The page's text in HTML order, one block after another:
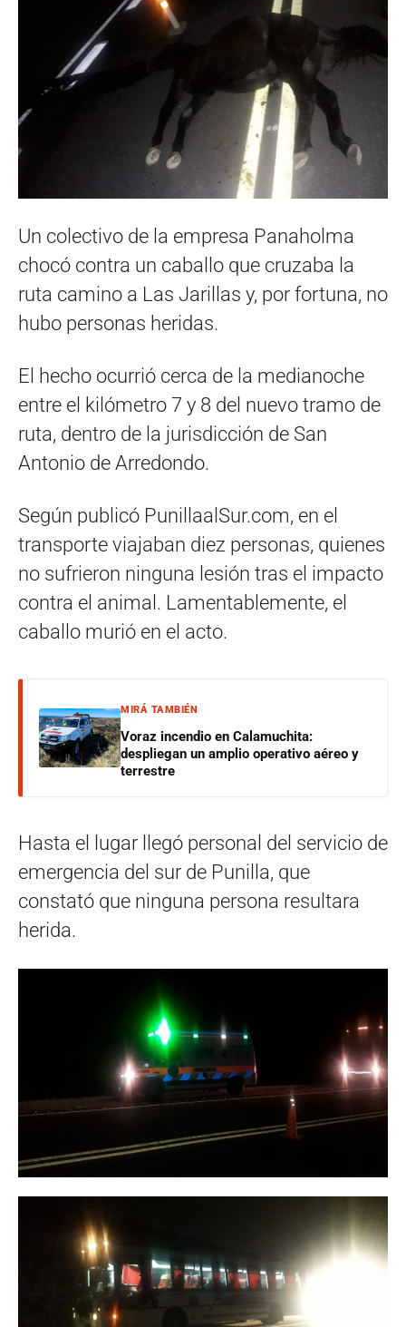
Un colectivo de la empresa Panaholma
chocó contra un caballo que cruzaba la
ruta camino a Las Jarillas y, por fortuna, no
hubo personas heridas.
El hecho ocurrió cerca de la medianoche
entre el kilómetro 7 y 8 del nuevo tramo de
ruta, dentro de la jurisdicción de San
Antonio de Arredondo.
Según publicó PunillaalSur.com, en el
transporte viajaban diez personas, quienes
no sufrieron ninguna lesión tras el impacto
contra el animal. Lamentablemente, el
caballo murió en el acto.
MIRÁ TAMBIÉN
Voraz incendio en Calamuchita:
despliegan un amplio operativo aéreo y
terrestre
Hasta el lugar llegó personal del servicio de
emergencia del sur de Punilla, que
constató que ninguna persona resultara
herida.